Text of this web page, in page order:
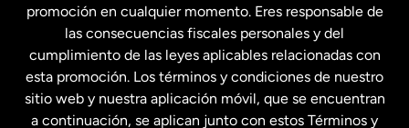
Malasia
Nueva Zelanda
promoción en cualquier momento. Eres responsable de
las consecuencias fiscales personales y del
cumplimiento de las leyes aplicables relacionadas con
esta promoción. Los términos y condiciones de nuestro
sitio web y nuestra aplicación móvil, que se encuentran
a continuación, se aplican junto con estos Términos y